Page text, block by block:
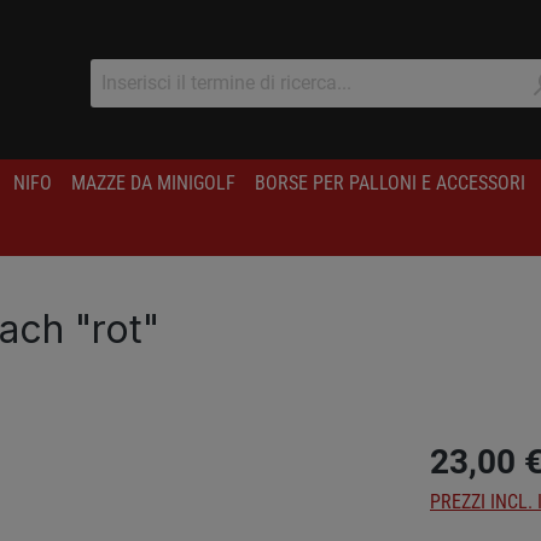
NIFO MAZZE DA MINIGOLF BORSE PER PALLONI E ACCESSORI
"rot"
23,00 €
PREZZI INCL.